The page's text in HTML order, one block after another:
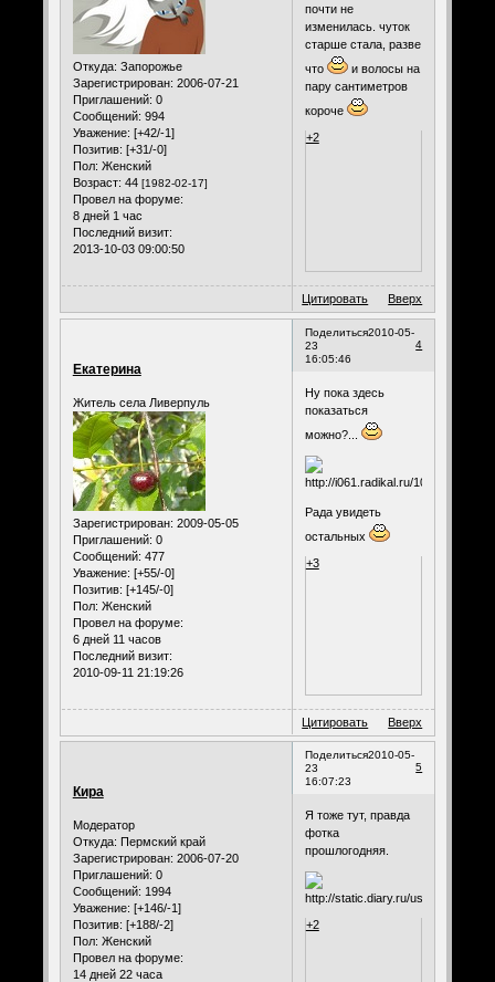
Откуда: Запорожье
Зарегистрирован: 2006-07-21
Приглашений: 0
Сообщений: 994
Уважение: [+42/-1]
Позитив: [+31/-0]
Пол: Женский
Возраст: 44 [1982-02-17]
Провел на форуме:
8 дней 1 час
Последний визит:
2013-10-03 09:00:50
почти не
изменилась. чуток
старше стала, разве
что
и волосы на
пару сантиметров
короче
+2
Цитировать Вверх
Поделиться
4
2010-05-
23
16:05:46
Екатерина
Житель села Ливерпуль
Зарегистрирован: 2009-05-05
Приглашений: 0
Сообщений: 477
Уважение: [+55/-0]
Позитив: [+145/-0]
Пол: Женский
Провел на форуме:
6 дней 11 часов
Последний визит:
2010-09-11 21:19:26
Ну пока здесь
показаться
можно?...
Рада увидеть
остальных
+3
Цитировать Вверх
Поделиться
5
2010-05-
23
16:07:23
Кира
Модератор
Откуда: Пермский край
Зарегистрирован: 2006-07-20
Приглашений: 0
Сообщений: 1994
Уважение: [+146/-1]
Позитив: [+188/-2]
Пол: Женский
Провел на форуме:
14 дней 22 часа
Я тоже тут, правда
фотка
прошлогодняя.
+2